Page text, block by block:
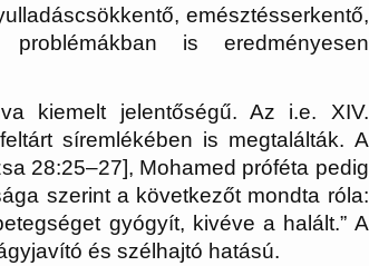
emésztésserkentő,
problémákban is eredményesen
kiemelt jelentőségű. Az i.e. XIV.
síremlékében is megtalálták. A
28:25–27], Mohamed próféta pedig
szerint a következőt mondta róla:
gyógyít, kivéve a halált.” A
és szélhajtó hatású.